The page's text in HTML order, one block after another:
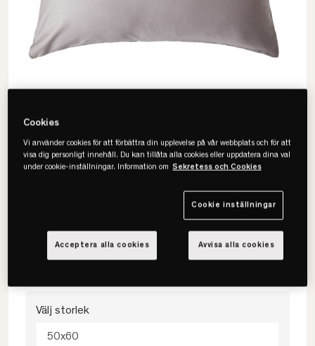
Bambu 2-pack Örngott
• 100% lyocell-bambu
• 2-pack
• GOTS & OEKO-TEX
Välj storlek
50x60
Cookies
Vi använder cookies för att förbättra din upplevelse på vår webbplats och för att
visa dig personligt innehåll. Du kan tillåta alla cookies eller uppdatera dina val
under cookie-inställningar. Information om Sekretess och Cookies
Cookie inställningar
Avvisa alla cookies
Acceptera alla cookies